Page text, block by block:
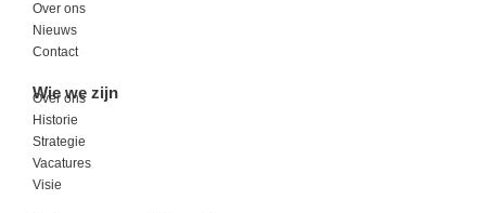
Over ons
Nieuws
Contact
Wie we zijn
Over ons
Historie
Strategie
Vacatures
Visie